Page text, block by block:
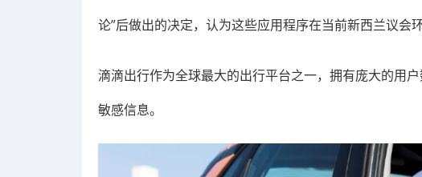
论”后做出的决定，认为这些应用程序在当前新西兰议会
滴滴出行作为全球最大的出行平台之一，拥有庞大的用
敏感信息。